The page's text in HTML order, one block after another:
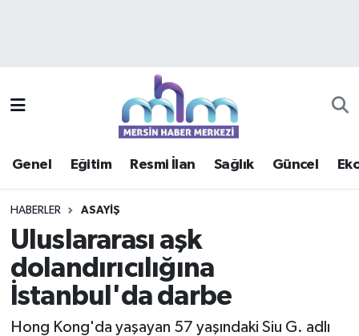
Genel Eğitim Resmi İlan Sağlık Güncel
HABERLER ASAYIŞ
Uluslararası aşk
dolandırıcılığına
İstanbul'da darbe
Hong Kong'da yaşayan 57 yaşındaki Siu G. adlı
Güncel
Haberde insan
Mersin Trafik Yoğunluk Haritası
Süper Lig Puan Durumu ve Fikstür
Haber Arşivi